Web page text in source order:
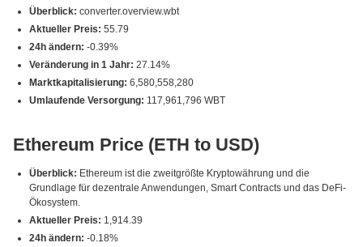
Überblick: converter.overview.wbt
Aktueller Preis: 55.79
24h ändern: -0.39%
Veränderung in 1 Jahr: 27.14%
Marktkapitalisierung: 6,580,558,280
Umlaufende Versorgung: 117,961,796 WBT
Ethereum Price (ETH to USD)
Überblick: Ethereum ist die zweitgrößte Kryptowährung und die
Grundlage für dezentrale Anwendungen, Smart Contracts und das DeFi-
Ökosystem.
Aktueller Preis: 1,914.39
24h ändern: -0.18%